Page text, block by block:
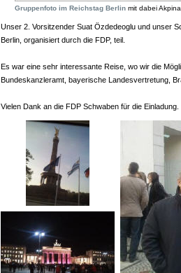
Gruppenfoto im Reichstag Berlin mit dabei
Unser 2. Vorsitzender Suat Özdedeoglu und unser
Berlin, organisiert durch die FDP, teil.
Es war eine sehr interessante Reise, wo wir die
Bundeskanzleramt, bayerische Landesvertretung,
Vielen Dank an die FDP Schwaben für die Einladung.